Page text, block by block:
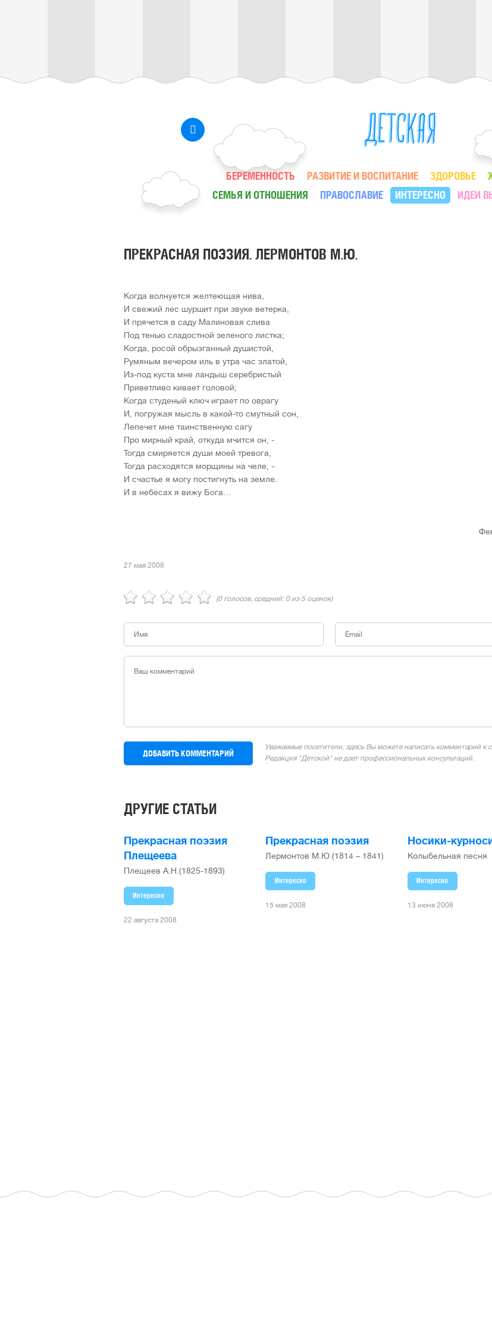
БЕРЕМЕННОСТЬ РАЗВИТИЕ И ВОСПИТАНИЕ ЗДОРОВЬЕ
СЕМЬЯ И ОТНОШЕНИЯ
ПРАВОСЛАВИЕ ИНТЕРЕСНО ИДЕИ
ПРЕКРАСНАЯ ПОЭЗИЯ. ЛЕРМОНТОВ М.Ю.
Когда волнуется желтеющая нива,
И свежий лес шуршит при звуке ветерка,
И прячется в саду Малиновая слива
Под тенью сладостной зеленого листка;
Когда, росой обрызганный душистой,
Румяным вечером иль в утра час златой,
Из-под куста мне ландыш серебристый
Приветливо кивает головой;
Когда студеный ключ играет по оврагу
И, погружая мысль в какой-то смутный сон,
Лепечет мне таинственную сагу
Про мирный край, откуда мчится он, -
Тогда смиряется души моей тревога,
Тогда расходятся морщины на челе, -
И счастье я могу постигнуть на земле.
И в небесах я вижу Бога…
27 мая 2008
(0голосов, средний: 0из 5 оценок)
Уважаемые посетители, здесь Вы можете написать комментарий к
Редакция "Детской" не дает профессиональных консультаций.
ДРУГИЕ СТАТЬИ
Прекрасная поэзия
Плещеева
Плещеев А.Н.(1825-1893)
Интересно
22 августа 2008
Прекрасная поэзия
Лермонтов М.Ю.(1814 – 1841)
Интересно
15 мая 2008
Носики-
Колыбельная песня
Интересно
13 июня 2008